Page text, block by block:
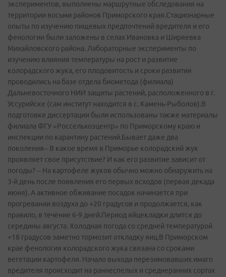
экспериментов, выполнены маршрутные обследования на
территории восьми районов Приморского края.Стационарные
опыты по изучению пищевых предпочтений вредителя и его
фенологии были заложены в селах Ивановка и Ширяевка
Михайловского района. Лабораторные эксперименты по
изучению влияния температуры на рост и развитие
колорадского жука, его плодовитость и сроки развития
проводились на базе отдела биометода (филиала)
Дальневосточного НИИ защиты растений, расположенного в г.
Уссурийске (сам институт находится в с. Камень-Рыболов).В
подготовке диссертации были использованы также материалы
филиала ФГУ «Россельхозцентр» по Приморскому краю и
инспекции по карантину растений.Бывает даже два
поколения– В какое время в Приморье колорадский жук
проявляет свое присутствие? И как его развитие зависит от
погоды? – На картофеле жуков обычно можно обнаружить на
3-й день после появления его первых всходов (первая декада
июня). А активное обживание посадок начинается при
прогревании воздуха до +20 градусов и продолжается, как
правило, в течение 6-9 дней.Период яйцекладки длится до
середины августа. Холодная погода со средней температурой
+18 градусов заметно тормозит откладку яиц.В Приморском
крае фенология колорадского жука связана со сроками
вегетации картофеля. Начало выхода перезимовавших имаго
вредителя происходит на раннеспелых и среднеранних сортах